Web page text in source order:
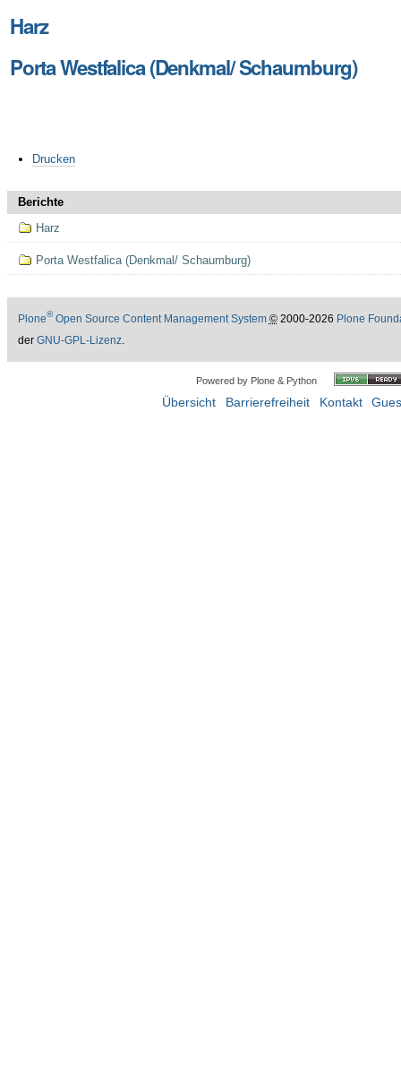
Harz
Porta Westfalica (Denkmal/ Schaumburg)
Drucken
Berichte
Harz
Porta Westfalica (Denkmal/ Schaumburg)
Plone®Open Source Content Management System ©2000-2026 Plone
der GNU-GPL-Lizenz.
Powered by Plone & Python
Übersicht Barrierefreiheit Kontakt